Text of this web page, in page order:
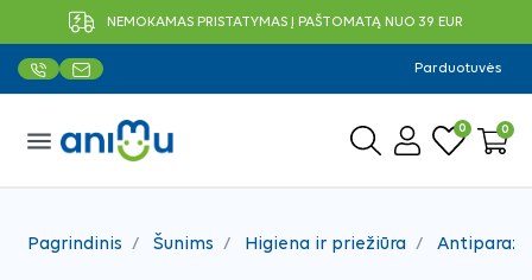
NEMOKAMAS PRISTATYMAS Į PAŠTOMATĄ NUO 39 EUR
Parduotuvės
menu 0 0
Pagrindinis Šunims Higiena ir priežiūra